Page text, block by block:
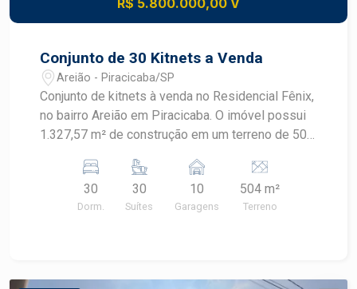
R$ 5.800.000,00 V
Conjunto de 30 Kitnets a Venda
Areião - Piracicaba/SP
Conjunto de kitnets à venda no Residencial Fênix,
no bairro Areião em Piracicaba. O imóvel possui
1.327,57 m² de construção em um terreno de 504
kitnets 2º andar: 10 kitnets Total: 30 kitnets
Garagem: 10 vagas cobertas alugadas a parte
Ótimo investimento, proximo ao Shopping
30
Dorm.
30
Suítes
10
Garagens
504 m²
Terreno